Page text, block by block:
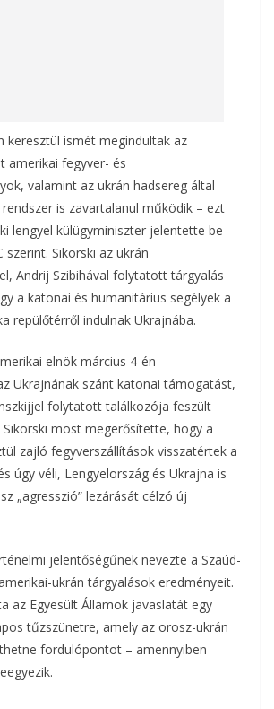
keresztül ismét megindultak az
amerikai fegyver- és
valamint az ukrán hadsereg által
is zavartalanul működik – ezt
lengyel külügyminiszter jelentette be
szerint. Sikorski az ukrán
Andrij Szibihával folytatott tárgyalás
a katonai és humanitárius segélyek a
repülőtérről indulnak Ukrajnába.
elnök március 4-én
Ukrajnának szánt katonai támogatást,
folytatott találkozója feszült
most megerősítette, hogy a
zajló fegyverszállítások visszatértek a
úgy véli, Lengyelország és Ukrajna is
„agresszió” lezárását célzó új
jelentőségűnek nevezte a Szaúd-
ukrán tárgyalások eredményeit.
az Egyesült Államok javaslatát egy
tűzszünetre, amely az orosz-ukrán
fordulópontot – amennyiben